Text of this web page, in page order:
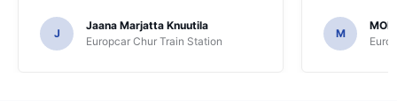
J
Jaana Marjatta Knuutila
Europcar Chur Train Station
M